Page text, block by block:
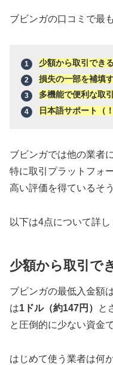
ブビンガの口コミで最
少額から取引できる
損失の一部を補填
多機能で便利な取
日本語サポート（！
ブビンガでは他の業者
特に取引プラットフォ
高い評価を得ているそう
以下は4点について詳し
少額から取引で
ブビンガの最低入金額
は1ドル（約147円）
と
と圧倒的に少ない資金
はじめて使う業者は何